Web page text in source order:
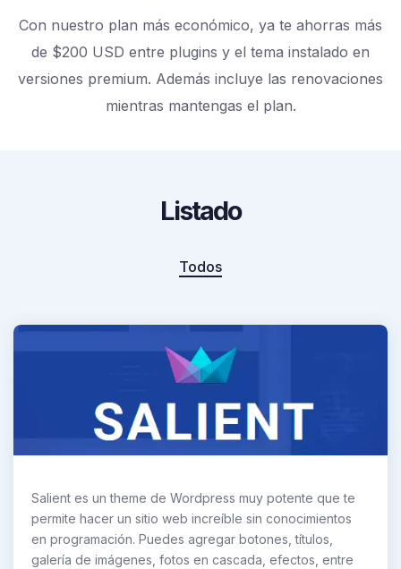
Con nuestro plan más económico, ya te ahorras más
de $200 USD entre plugins y el tema instalado en
versiones premium. Además incluye las renovaciones
mientras mantengas el plan.
Listado
Todos
Salient es un theme de Wordpress muy potente que te
permite hacer un sitio web increíble sin conocimientos
en programación. Puedes agregar botones, títulos,
galería de imágenes, fotos en cascada, efectos, entre